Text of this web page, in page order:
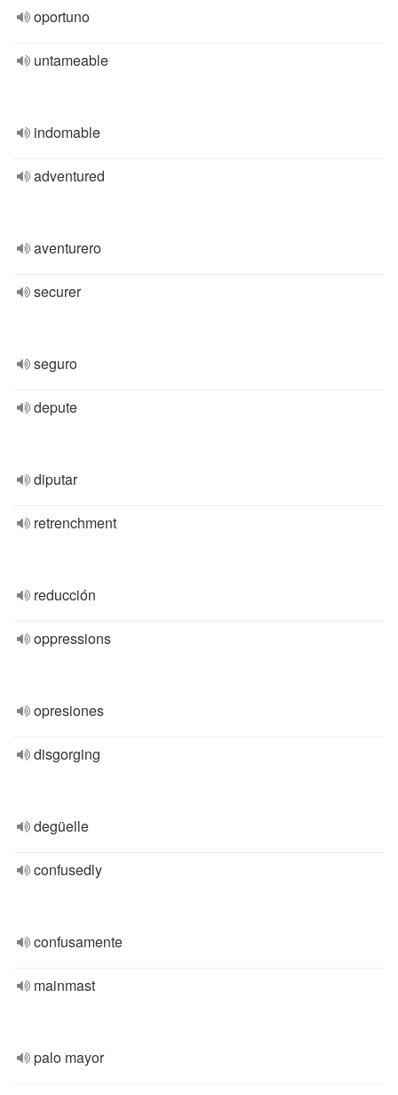
oportuno
untameable
indomable
adventured
aventurero
securer
seguro
depute
diputar
retrenchment
reducción
oppressions
opresiones
disgorging
degüelle
confusedly
confusamente
mainmast
palo mayor